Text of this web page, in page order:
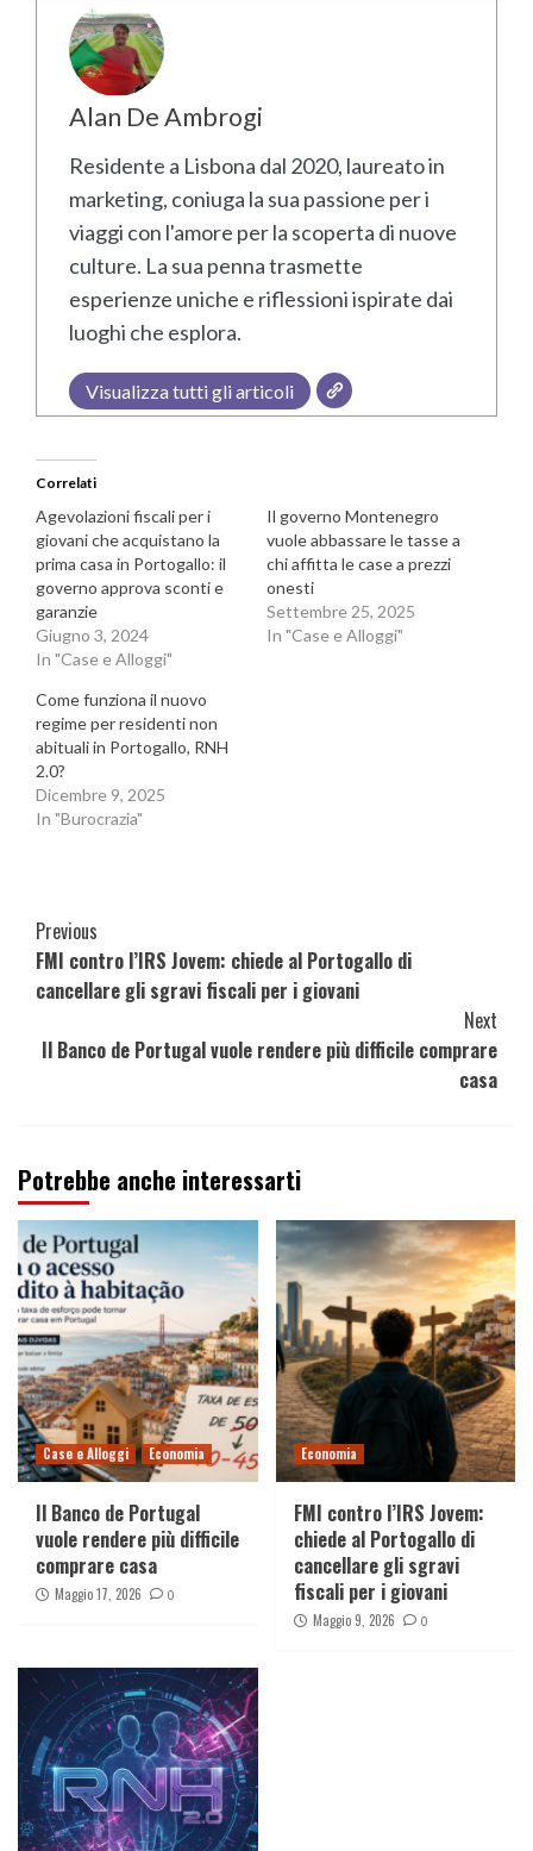
Alan De Ambrogi
Residente a Lisbona dal 2020, laureato in
marketing, coniuga la sua passione per i
viaggi con l'amore per la scoperta di nuove
culture. La sua penna trasmette
esperienze uniche e riflessioni ispirate dai
luoghi che esplora.
Visualizza tutti gli articoli
Correlati
Agevolazioni fiscali per i
giovani che acquistano la
prima casa in Portogallo: il
governo approva sconti e
garanzie
Giugno 3, 2024
In "Case e Alloggi"
Il governo Montenegro
vuole abbassare le tasse a
chi affitta le case a prezzi
onesti
Settembre 25, 2025
In "Case e Alloggi"
Come funziona il nuovo
regime per residenti non
abituali in Portogallo, RNH
2.0?
Dicembre 9, 2025
In "Burocrazia"
Continue
Reading
Previous
FMI contro l’IRS Jovem: chiede al Portogallo di
cancellare gli sgravi fiscali per i giovani
Next
Il Banco de Portugal vuole rendere più difficile comprare
casa
Potrebbe anche interessarti
Case e Alloggi Economia
Il Banco de Portugal
vuole rendere più difficile
comprare casa
Maggio 17, 2026 0
Economia
FMI contro l’IRS Jovem:
chiede al Portogallo di
cancellare gli sgravi
fiscali per i giovani
Maggio 9, 2026 0